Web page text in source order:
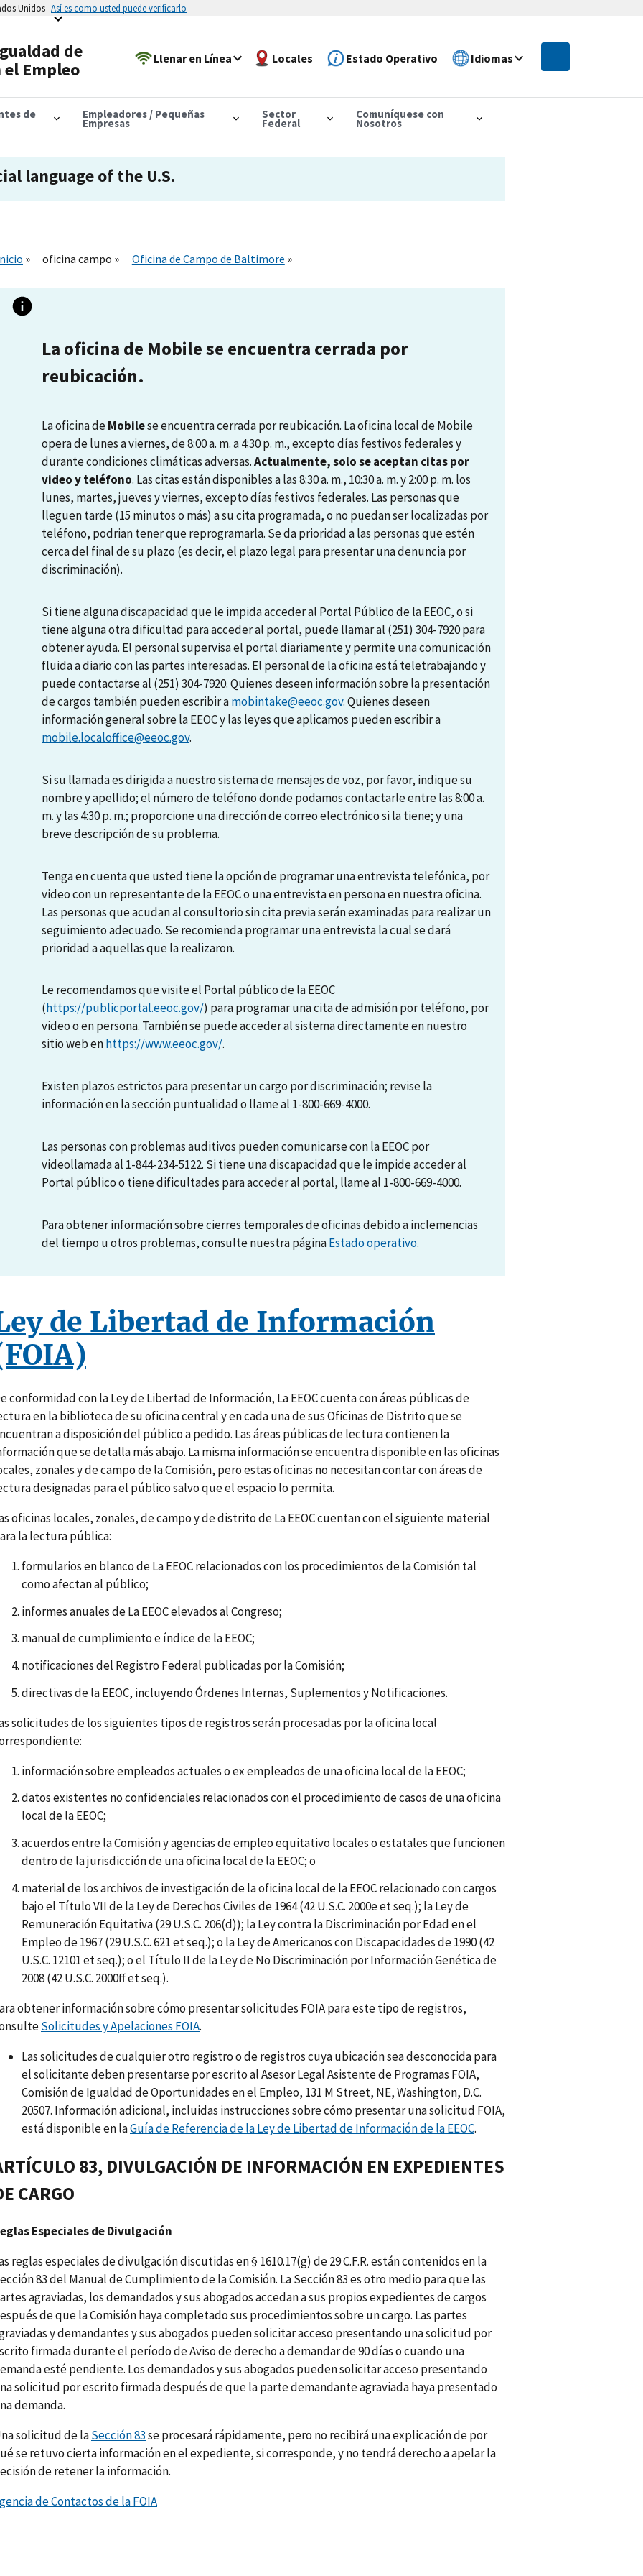
Unidos Así es como usted puede verificarlo
de
Empleo
Llenar en Línea Locales Estado Operativo Idiomas
de Empleadores / Pequeñas
Empresas
Sector
Federal
Comuníquese con
Nosotros
language of the U.S.
oficina campo Oficina de Campo de Baltimore
La oficina de Mobile se encuentra cerrada por
reubicación.
La oficina deMobilese encuentra cerrada por reubicación. La oficina local de Mobile
opera de lunes a viernes, de 8:00 a. m. a 4:30 p. m., excepto días festivos federales y
durante condiciones climáticas adversas.Actualmente, solo se aceptan citas por
video y teléfono. Las citas están disponibles a las 8:30 a. m., 10:30 a. m. y 2:00 p. m. los
lunes, martes, jueves y viernes, excepto días festivos federales. Las personas que
lleguen tarde (15 minutos o más) a su cita programada, o no puedan ser localizadas por
teléfono, podrian tener que reprogramarla. Se da prioridad a las personas que estén
cerca del final de su plazo (es decir, el plazo legal para presentar una denuncia por
discriminación).
Si tiene alguna discapacidad que le impida acceder al Portal Público de la EEOC, o si
tiene alguna otra dificultad para acceder al portal, puede llamar al (251) 304-7920 para
obtener ayuda. El personal supervisa el portal diariamente y permite una comunicación
fluida a diario con las partes interesadas. El personal de la oficina está teletrabajando y
puede contactarse al (251) 304-7920. Quienes deseen información sobre la presentación
de cargos también pueden escribir amobintake@eeoc.gov. Quienes deseen
información general sobre la EEOC y las leyes que aplicamos pueden escribir a
mobile.localoffice@eeoc.gov.
Si su llamada es dirigida a nuestro sistema de mensajes de voz, por favor, indique su
nombre y apellido; el número de teléfono donde podamos contactarle entre las 8:00 a.
m. y las 4:30 p. m.; proporcione una dirección de correo electrónico si la tiene; y una
breve descripción de su problema.
Tenga en cuenta que usted tiene la opción de programar una entrevista telefónica, por
video con un representante de la EEOC o una entrevista en persona en nuestra oficina.
Las personas que acudan al consultorio sin cita previa serán examinadas para realizar un
seguimiento adecuado. Se recomienda programar una entrevista la cual se dará
prioridad a aquellas que la realizaron.
Le recomendamos que visite el Portal público de la EEOC
(https://publicportal.eeoc.gov/) para programar una cita de admisión por teléfono, por
video o en persona. También se puede acceder al sistema directamente en nuestro
sitio web enhttps://www.eeoc.gov/.
Existen plazos estrictos para presentar un cargo por discriminación; revise la
información en la sección puntualidad o llame al 1-800-669-4000.
Las personas con problemas auditivos pueden comunicarse con la EEOC por
videollamada al 1-844-234-5122. Si tiene una discapacidad que le impide acceder al
Portal público o tiene dificultades para acceder al portal, llame al 1-800-669-4000.
Para obtener información sobre cierres temporales de oficinas debido a inclemencias
del tiempo u otros problemas, consulte nuestra páginaEstado operativo.
de Libertad de Información
conformidad con la Ley de Libertad de Información, La EEOC cuenta con áreas públicas de
en la biblioteca de su oficina central y en cada una de sus Oficinas de Distrito que se
a disposición del público a pedido. Las áreas públicas de lectura contienen la
que se detalla más abajo. La misma información se encuentra disponible en las oficinas
zonales y de campo de la Comisión, pero estas oficinas no necesitan contar con áreas de
designadas para el público salvo que el espacio lo permita.
oficinas locales, zonales, de campo y de distrito de La EEOC cuentan con el siguiente material
la lectura pública:
formularios en blanco de La EEOC relacionados con los procedimientos de la Comisión tal
como afectan al público;
informes anuales de La EEOC elevados al Congreso;
manual de cumplimiento e índice de la EEOC;
notificaciones del Registro Federal publicadas por la Comisión;
directivas de la EEOC, incluyendo Órdenes Internas, Suplementos y Notificaciones.
solicitudes de los siguientes tipos de registros serán procesadas por la oficina local
información sobre empleados actuales o ex empleados de una oficina local de la EEOC;
datos existentes no confidenciales relacionados con el procedimiento de casos de una oficina
local de la EEOC;
acuerdos entre la Comisión y agencias de empleo equitativo locales o estatales que funcionen
dentro de la jurisdicción de una oficina local de la EEOC; o
material de los archivos de investigación de la oficina local de la EEOC relacionado con cargos
bajo el Título VII de la Ley de Derechos Civiles de 1964 (42 U.S.C. 2000e et seq.); la Ley de
Remuneración Equitativa (29 U.S.C. 206(d)); la Ley contra la Discriminación por Edad en el
Empleo de 1967 (29 U.S.C. 621 et seq.); o la Ley de Americanos con Discapacidades de 1990 (42
U.S.C. 12101 et seq.); o el Título II de la Ley de No Discriminación por Información Genética de
2008 (42 U.S.C. 2000ff et seq.).
obtener información sobre cómo presentar solicitudes FOIA para este tipo de registros,
Solicitudes y Apelaciones FOIA.
Las solicitudes de cualquier otro registro o de registros cuya ubicación sea desconocida para
el solicitante deben presentarse por escrito al Asesor Legal Asistente de Programas FOIA,
Comisión de Igualdad de Oportunidades en el Empleo, 131 M Street, NE, Washington, D.C.
20507. Información adicional, incluidas instrucciones sobre cómo presentar una solicitud FOIA,
está disponible en laGuía de Referencia de la Ley de Libertad de Información de la EEOC.
83, DIVULGACIÓN DE INFORMACIÓN EN EXPEDIENTES
CARGO
Especiales de Divulgación
reglas especiales de divulgación discutidas en § 1610.17(g) de 29 C.F.R. están contenidos en la
83 del Manual de Cumplimiento de la Comisión. La Sección 83 es otro medio para que las
agraviadas, los demandados y sus abogados accedan a sus propios expedientes de cargos
de que la Comisión haya completado sus procedimientos sobre un cargo. Las partes
y demandantes y sus abogados pueden solicitar acceso presentando una solicitud por
firmada durante el período de Aviso de derecho a demandar de 90 días o cuando una
esté pendiente. Los demandados y sus abogados pueden solicitar acceso presentando
solicitud por escrito firmada después de que la parte demandante agraviada haya presentado
demanda.
solicitud de laSección 83se procesará rápidamente, pero no recibirá una explicación de por
se retuvo cierta información en el expediente, si corresponde, y no tendrá derecho a apelar la
de retener la información.
de Contactos de la FOIA